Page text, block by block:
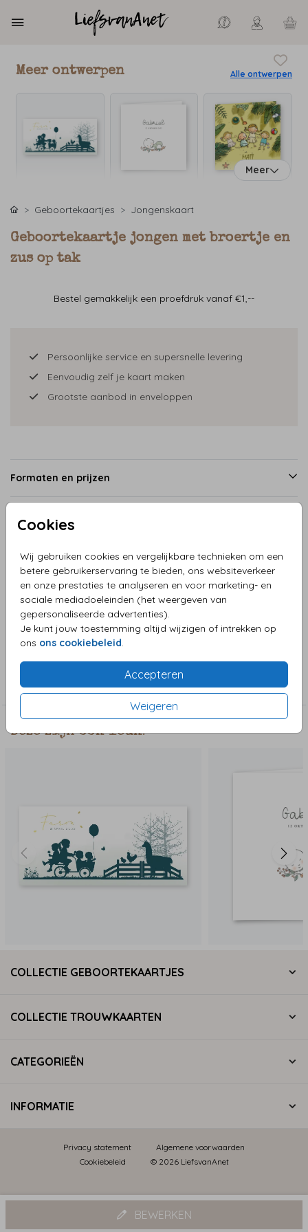
Cookies
Wij gebruiken cookies en vergelijkbare technieken om een
betere gebruikerservaring te bieden, ons websiteverkeer
en onze prestaties te analyseren en voor marketing- en
sociale mediadoeleinden (het weergeven van
gepersonaliseerde advertenties).
Je kunt jouw toestemming altijd wijzigen of intrekken op
ons ons cookiebeleid
Accepteren
Weigeren
Meer ontwerpen Alle ontwerpen
Meer
Geboortekaartjes Jongenskaart
Geboortekaartje jongen met broertje en
zus op tak
Bestel gemakkelijk een proefdruk vanaf €1,--
Persoonlijke service en supersnelle levering
Eenvoudig zelf je kaart maken
Grootste aanbod in enveloppen
Formaten en prijzen
Productinformatie
Omschrijving
Een prachtig geboortekaartje voor een derde kindje, baby
jongen op tak met zus en broertje. Kleine vlinders maken
het geheel af.
Collectie
Jongenskaart
Deze zijn ook leuk!
BEWERKEN
COLLECTIE GEBOORTEKAARTJES
COLLECTIE TROUWKAARTEN
CATEGORIEËN
INFORMATIE
Privacy statement
Algemene voorwaarden
Cookiebeleid
© 2026 LiefsvanAnet